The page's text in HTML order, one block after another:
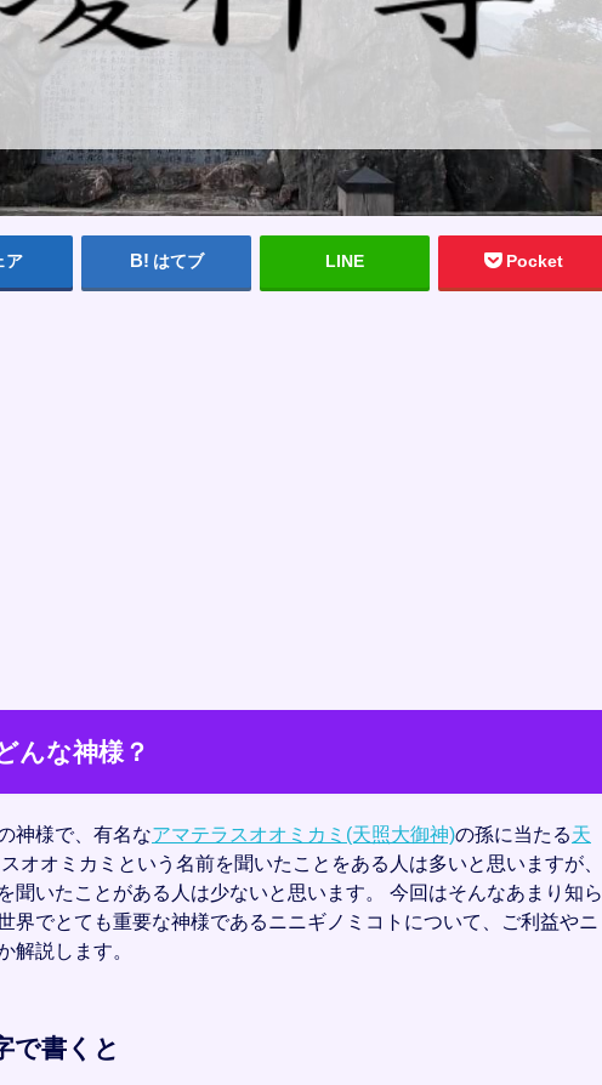
ア はてブ LINE Pocket
んな神様？
神様で、有名なアマテラスオオミカミ(天照大御神)の孫に当たる天
オオミカミという名前を聞いたことをある人は多いと思いますが、
聞いたことがある人は少ないと思います。 今回はそんなあまり知ら
界でとても重要な神様であるニニギノミコトについて、ご利益やニ
解説します。
で書くと